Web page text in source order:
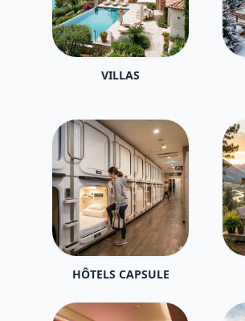
VILLAS
HÔTELS CAPSULE